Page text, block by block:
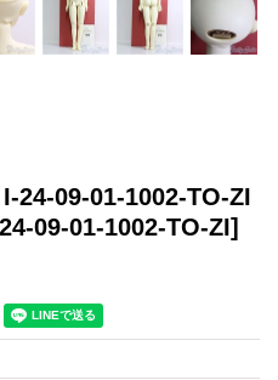
24-09-01-1002-TO-ZI
09-01-1002-TO-ZI]